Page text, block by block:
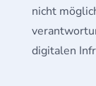
nicht
digitalen